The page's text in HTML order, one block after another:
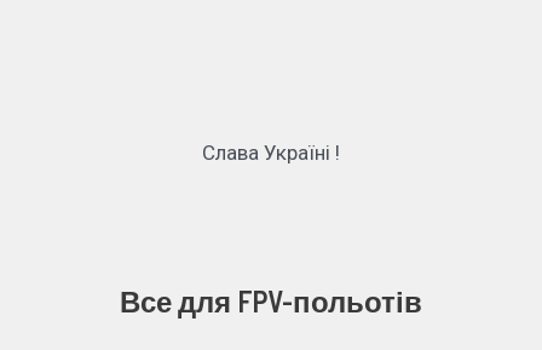
Слава Україні !
Все для FPV-польотів